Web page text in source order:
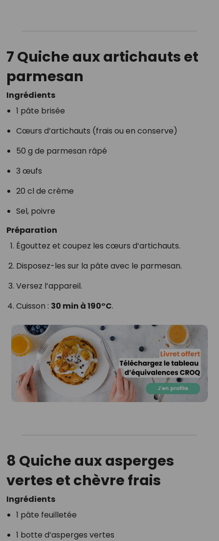
7 Quiche aux artichauts et
parmesan
Ingrédients
1 pâte brisée
Cœurs d’artichauts (frais ou en conserve)
50 g de parmesan râpé
3 œufs
20 cl de crème
Sel, poivre
Préparation
Égouttez et coupez les cœurs d’artichauts.
Disposez-les sur la pâte avec le parmesan.
Versez l’appareil.
Cuisson : 30 min à 190°C.
8 Quiche aux asperges
vertes et chèvre frais
Ingrédients
1 pâte feuilletée
1 botte d’asperges vertes